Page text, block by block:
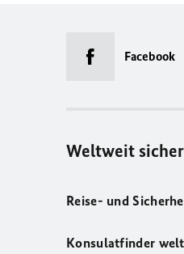
Facebook
Weltweit
Reise- und
Konsulatfinder